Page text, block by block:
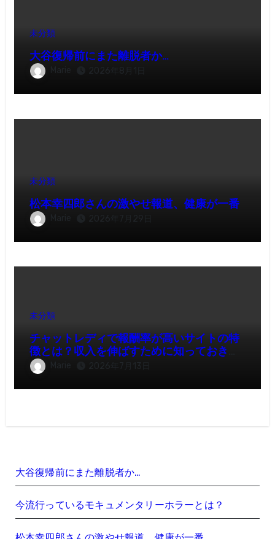
未分類
大谷復帰前にまた離脱者か…
Marie 2026年8月1日
未分類
松本幸四郎さんの激やせ報道、健康が一番
Marie 2026年7月29日
未分類
チャットレディで報酬率が高いサイトの特
徴とは？収入を伸ばすために知っておきた
いポイント
Marie 2026年7月13日
大谷復帰前にまた離脱者か…
今流行っているモキュメンタリーホラーとは？